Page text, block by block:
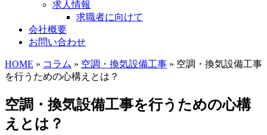
求人情報
求職者に向けて
会社概要
お問い合わせ
HOME » コラム » 空調・換気設備工事 » 空調・換気設備工事
を行うための心構えとは？
空調・換気設備工事を行うための心構
えとは？